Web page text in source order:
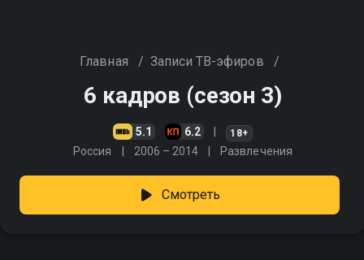
Главная / Записи ТВ-эфиров /
6 кадров (сезон 3)
5.1 6.2 18+
Россия 2006 – 2014 Развлечения
Смотреть